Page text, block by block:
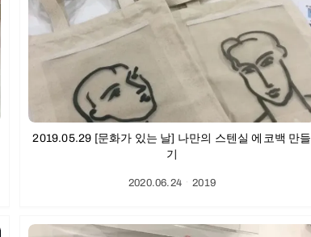
2019.05.29 [문화가 있는 날] 나만의 스텐실 에코백 만들
기
2020.06.24ㆍ2019